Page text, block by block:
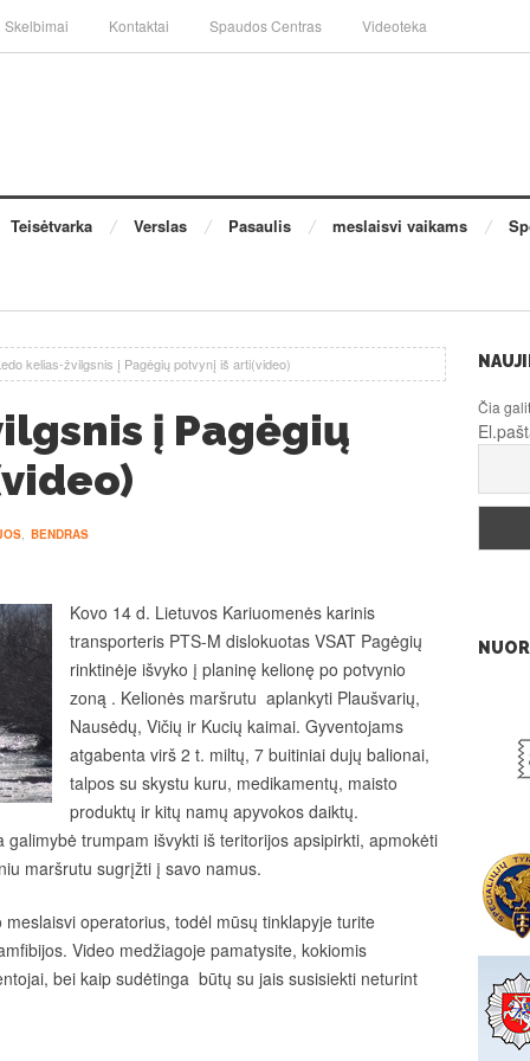
Skelbimai Kontaktai Spaudos Centras Videoteka
Teisėtvarka Verslas Pasaulis meslaisvi vaikams
kelias-žvilgsnis į Pagėgių potvynį iš arti(video)
į Pagėgių
, BENDRAS
Kovo 14 d. Lietuvos Kariuomenės karinis
transporteris PTS-M dislokuotas VSAT Pagėgių
rinktinėje išvyko į planinę kelionę po potvynio
zoną . Kelionės maršrutu aplankyti Plaušvarių,
Nausėdų, Vičių ir Kucių kaimai. Gyventojams
atgabenta virš 2 t. miltų, 7 buitiniai dujų balionai,
talpos su skystu kuru, medikamentų, maisto
produktų ir kitų namų apyvokos daiktų.
trumpam išvykti iš teritorijos apsipirkti, apmokėti
maršrutu sugrįžti į savo namus.
operatorius, todėl mūsų tinklapyje turite
Video medžiagoje pamatysite, kokiomis
bei kaip sudėtinga būtų su jais susisiekti neturint
Čia